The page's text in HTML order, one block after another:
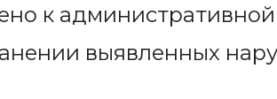
к административной
выявленных